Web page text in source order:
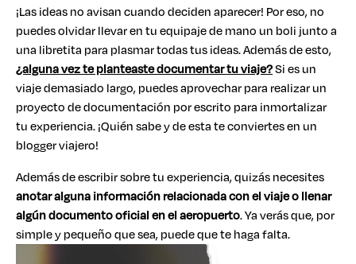
¡Las ideas no avisan cuando deciden aparecer! Por eso, no
puedes olvidar llevar en tu equipaje de mano un boli junto a
una libretita para plasmar todas tus ideas. Además de esto,
¿alguna vez te planteaste documentar tu viaje?Si es un
viaje demasiado largo, puedes aprovechar para realizar un
proyecto de documentación por escrito para inmortalizar
tu experiencia. ¡Quién sabe y de esta te conviertes en un
blogger viajero!
Además de escribir sobre tu experiencia, quizás necesites
anotar alguna información relacionada con el viaje o llenar
algún documento oficial en el aeropuerto. Ya verás que, por
simple y pequeño que sea, puede que te haga falta.